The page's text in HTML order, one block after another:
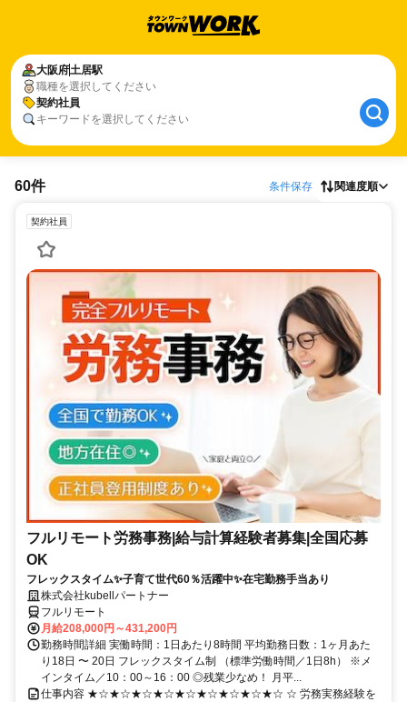
大阪府土居駅
職種を選択してください
契約社員
キーワードを選択してください
60件 条件保存 関連度順
契約社員
フルリモート労務事務|給与計算経験者募集|全国応募
OK
フレックスタイム✨子育て世代60％活躍中✨在宅勤務手当あり
株式会社kubellパートナー
フルリモート
月給208,000円～431,200円
勤務時間詳細 実働時間：1日あたり8時間 平均勤務日数：1ヶ月あた
り18日 〜 20日 フレックスタイム制 （標準労働時間／1日8h） ※メ
インタイム／10：00～16：00 ◎残業少なめ！ 月平...
仕事内容 ★☆★☆★☆★☆★☆★☆★☆★☆★☆ ☆ 労務実務経験を